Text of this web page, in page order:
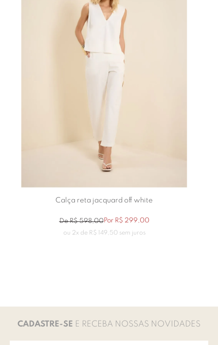
Calça reta jacquard off white
DeR$ 598,00Por R$ 299,00
ou 2x de R$ 149 50sem juros
CADASTRE-SE E RECEBA NOSSAS NOVIDADES